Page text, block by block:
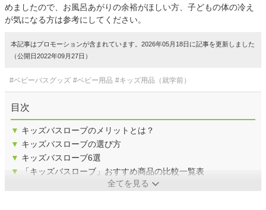
めましたので、お風呂あがりの余裕がほしい方、子どもの体の冷え
が気になる方は参考にしてください。
本記事はプロモーションが含まれています。2026年05月18日に記事を更新しました
（公開日2022年09月27日）
#ベビーバスグッズ #ベビー用品 #キッズ用品（就学前）
目次
▼ キッズバスローブのメリットとは？
▼ キッズバスローブの選び方
▼ キッズバスローブ6選
▼
「キッズバスローブ」おすすめ商品の比較一覧表
全てを見る